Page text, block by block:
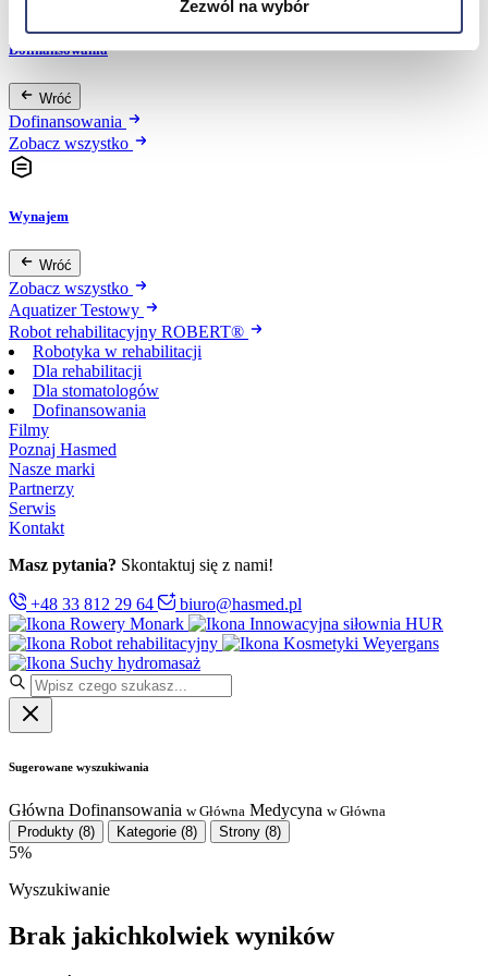
Zezwól na wybór
Dofinansowania
Wróć
Dofinansowania
Zobacz wszystko
Wynajem
Wróć
Zobacz wszystko
Aquatizer Testowy
Robot rehabilitacyjny ROBERT®
Robotyka w rehabilitacji
Dla rehabilitacji
Dla stomatologów
Dofinansowania
Filmy
Poznaj Hasmed
Nasze marki
Partnerzy
Serwis
Kontakt
Masz pytania? Skontaktuj się z nami!
+48 33 812 29 64
biuro@hasmed.pl
Rowery Monark
Innowacyjna siłownia HUR
Robot rehabilitacyjny
Kosmetyki Weyergans
Suchy hydromasaż
Sugerowane wyszukiwania
Główna Dofinansowania w Główna Medycyna w Główna
Produkty (8) Kategorie (8) Strony (8)
5%
Wyszukiwanie
Brak jakichkolwiek wyników